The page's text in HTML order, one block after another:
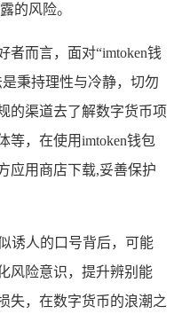
的风险。
者而言，面对“imtoken钱
秉持理性与冷静，切勿
的渠道去了解数字货币项
等，在使用imtoken钱包
应用商店下载,妥善保护
诱人的口号背后，可能
风险意识，提升辨别能
失，在数字货币的浪潮之